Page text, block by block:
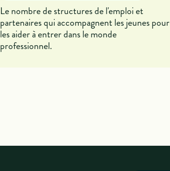
Le nombre de structures de l'emploi et
partenaires qui accompagnent les jeunes pour
les aider à entrer dans le monde
professionnel.